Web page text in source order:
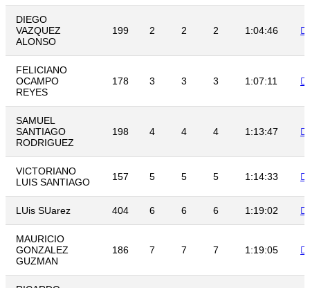
DIEGO
VAZQUEZ
ALONSO
199 2 2 2 1:04:46
FELICIANO
OCAMPO
REYES
178 3 3 3 1:07:11
SAMUEL
SANTIAGO
RODRIGUEZ
198 4 4 4 1:13:47
VICTORIANO
LUIS SANTIAGO
157 5 5 5 1:14:33
LUis SUarez 404 6 6 6 1:19:02
MAURICIO
GONZALEZ
GUZMAN
186 7 7 7 1:19:05